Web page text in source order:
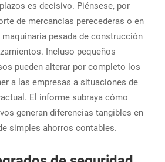
es decisivo. Piénsese, por
de mercancías perecederas o en
pesada de construcción
Incluso pequeños
pueden alterar por completo los
a las empresas a situaciones de
El informe subraya cómo
generan diferencias tangibles en
simples ahorros contables.